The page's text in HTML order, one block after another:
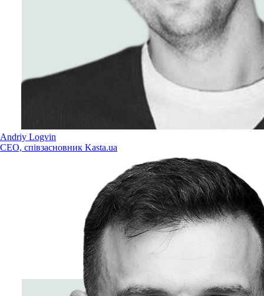
Andriy Logvin
СЕО, співзасновник Kasta.ua